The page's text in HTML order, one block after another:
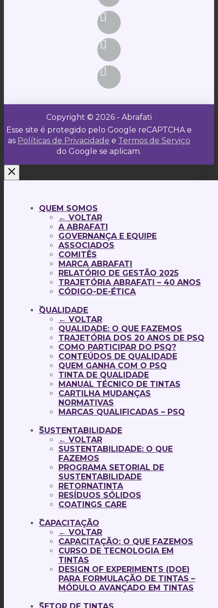
Copyright © 2026 - Abrafati
Esse site é protegido pelo Google reCAPTCHA e
as Políticas de Privacidade e Termos de Serviço
do Google se aplicam.
QUEM SOMOS
← VOLTAR
A ABRAFATI
GOVERNANÇA E EQUIPE
ASSOCIADOS
COMITÊS
MARCA ABRAFATI
RELATÓRIO DE GESTÃO 2025
TRAJETÓRIA ABRAFATI – 40 ANOS
CÓDIGO-DE-ÉTICA
QUALIDADE
← VOLTAR
QUALIDADE: O QUE FAZEMOS
TRAJETÓRIA DOS 20 ANOS DE PSQ
COMO PARTICIPAR DO PSQ?
CONTEÚDOS DE QUALIDADE
QUEM GANHA COM O PSQ
TINTA DE QUALIDADE
MANUAL TÉCNICO DE TINTAS
CARTILHA MUDANÇAS
NORMATIVAS
MARCAS QUALIFICADAS – PSQ
SUSTENTABILIDADE
← VOLTAR
SUSTENTABILIDADE: O QUE
FAZEMOS
PROGRAMA SETORIAL DE
SUSTENTABILIDADE
RETORNATINTA
RESÍDUOS SÓLIDOS
COATINGS CARE
CAPACITAÇÃO
← VOLTAR
CAPACITAÇÃO: O QUE FAZEMOS
CURSO DE TECNOLOGIA EM
TINTAS
DESIGN OF EXPERIMENTS (DOE)
PARA FORMULAÇÃO DE TINTAS –
MÓDULO AVANÇADO EM TINTAS